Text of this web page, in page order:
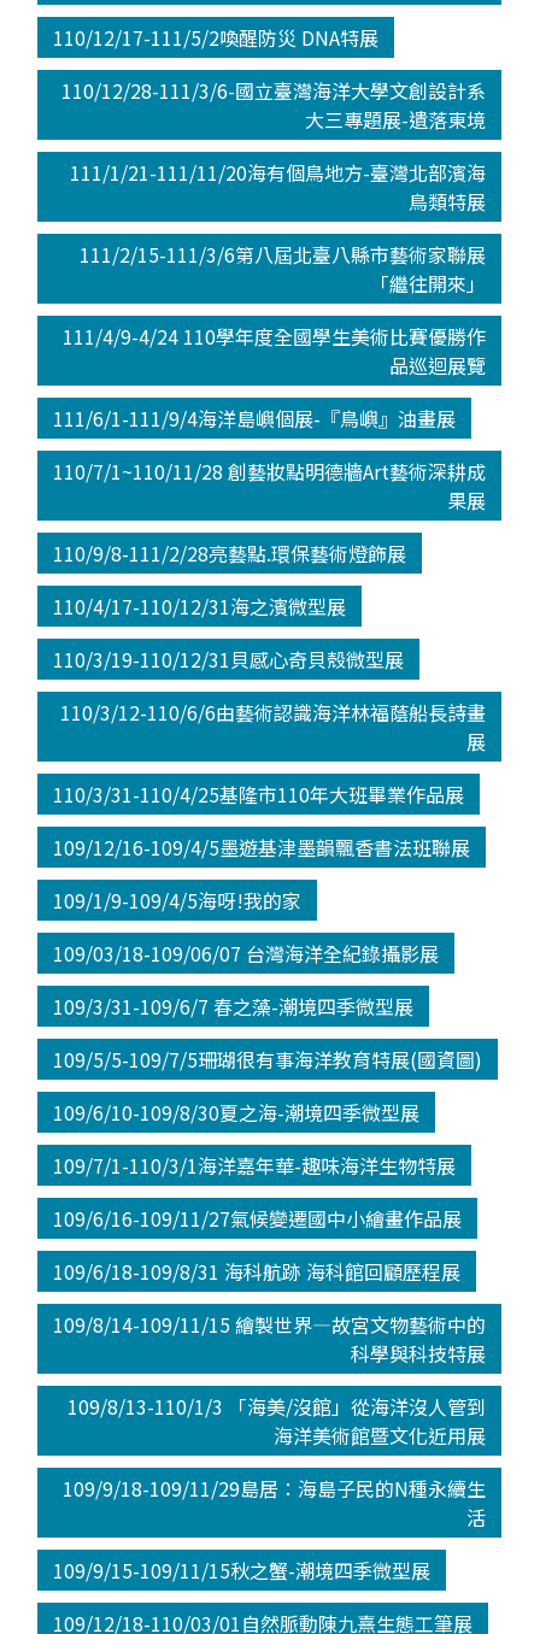
110/12/17-111/5/2喚醒防災 DNA特展
110/12/28-111/3/6-國立臺灣海洋大學文創設計系
大三專題展-遺落東境
111/1/21-111/11/20海有個鳥地方-臺灣北部濱海
鳥類特展
111/2/15-111/3/6第八屆北臺八縣市藝術家聯展
「繼往開來」
111/4/9-4/24 110學年度全國學生美術比賽優勝作
品巡迴展覽
111/6/1-111/9/4海洋島嶼個展-『鳥嶼』油畫展
110/7/1~110/11/28 創藝妝點明德牆Art藝術深耕成
果展
110/9/8-111/2/28亮藝點.環保藝術燈飾展
110/4/17-110/12/31海之濱微型展
110/3/19-110/12/31貝感心奇貝殼微型展
110/3/12-110/6/6由藝術認識海洋林福蔭船長詩畫
展
110/3/31-110/4/25基隆市110年大班畢業作品展
109/12/16-109/4/5墨遊基津墨韻飄香書法班聯展
109/1/9-109/4/5海呀!我的家
109/03/18-109/06/07 台灣海洋全紀錄攝影展
109/3/31-109/6/7 春之藻-潮境四季微型展
109/5/5-109/7/5珊瑚很有事海洋教育特展(國資圖)
109/6/10-109/8/30夏之海-潮境四季微型展
109/7/1-110/3/1海洋嘉年華-趣味海洋生物特展
109/6/16-109/11/27氣候變遷國中小繪畫作品展
109/6/18-109/8/31 海科航跡 海科館回顧歷程展
109/8/14-109/11/15 繪製世界—故宮文物藝術中的
科學與科技特展
109/8/13-110/1/3 「海美/沒館」從海洋沒人管到
海洋美術館暨文化近用展
109/9/18-109/11/29島居：海島子民的N種永續生
活
109/9/15-109/11/15秋之蟹-潮境四季微型展
109/12/18-110/03/01自然脈動陳九熹生態工筆展